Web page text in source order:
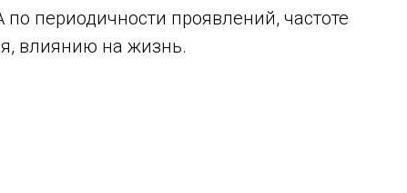
периодичности проявлений, частоте
влиянию на жизнь.